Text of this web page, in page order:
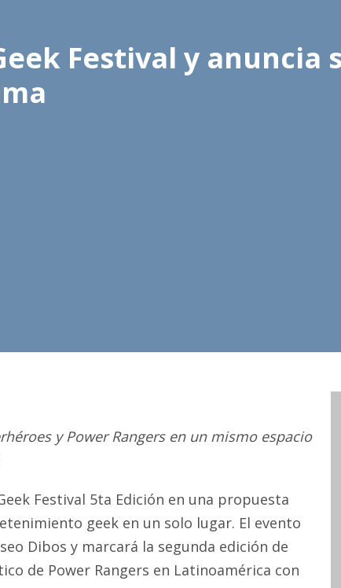
Festival y anuncia
y Power Rangers en un mismo espacio
Festival 5ta Edición en una propuesta
geek en un solo lugar. El evento
Dibos y marcará la segunda edición de
de Power Rangers en Latinoamérica con